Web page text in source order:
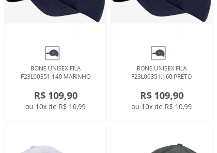
BONE UNISEX FILA
F23L00351.140 MARINHO
R$ 109,90
ou 10x de R$ 10,99
BONE UNISEX FILA
F23L00351.160 PRETO
R$ 109,90
ou 10x de R$ 10,99